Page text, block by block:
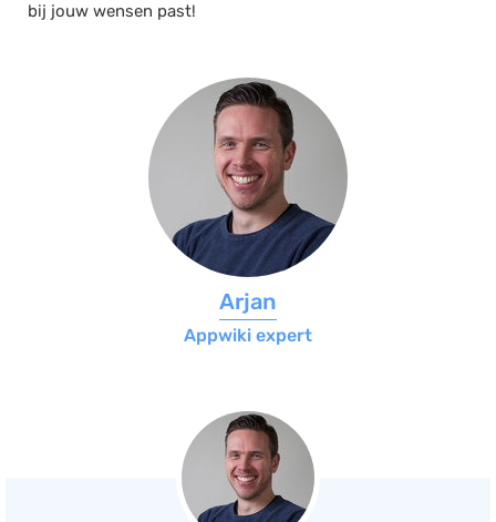
bij jouw wensen past!
Arjan
Appwiki expert